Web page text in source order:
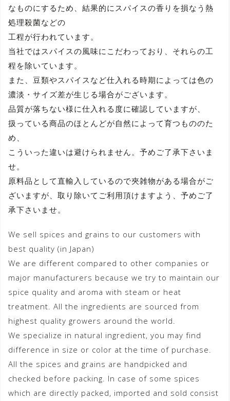
なものにするため、結果的にスパイスの香りを損なう熱
処理殺菌などの
工程が行われています。
当社ではスパイスの風味にこだわっており、それらの工
程を除いています。
また、豆類やスパイスなど仕入れる時期によっては色の
濃淡・サイズ差が生じる場合がございます。
品質が落ちない様に仕入れる度に確認していますが、
扱っている商品のほとんどが自然によって育つもののた
め、
こういった違いは避けられません。予めご了承下さいま
せ。
原料品として直輸入しているので夾雑物がある場合がご
ざいますが、取り除いてご利用頂けますよう、予めご了
承下さいませ。
We sell spices and grains to our customers with
best quality (in Japan)
We are different compared to other companies or
major manufacturers because we try to maintain our
spice quality and aroma with steam or heat
treatment. All the ingredients are sourced from
highest quality growers around the world.
We specialize in natural ingredient, you may find
difference in size or color at the time of purchase.
All the spices and grains are handpicked and
checked before packing. In case of some spices
which are directly packed, imported and sold consist